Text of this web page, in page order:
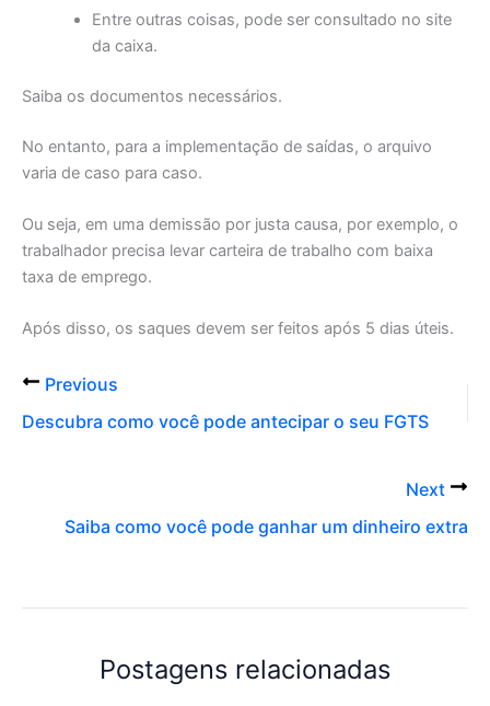
Entre outras coisas, pode ser consultado no site
da caixa.
Saiba os documentos necessários.
No entanto, para a implementação de saídas, o arquivo
varia de caso para caso.
Ou seja, em uma demissão por justa causa, por exemplo, o
trabalhador precisa levar carteira de trabalho com baixa
taxa de emprego.
Após disso, os saques devem ser feitos após 5 dias úteis.
Previous
Descubra como você pode antecipar o seu FGTS
Next
Saiba como você pode ganhar um dinheiro extra
Postagens relacionadas